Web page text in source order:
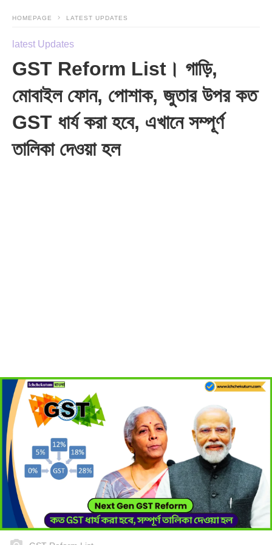
HOMEPAGE LATEST UPDATES
latest Updates
GST Reform List। গাড়ি,
মোবাইল ফোন, পোশাক, জুতার উপর কত
GST ধার্য করা হবে, এখানে সম্পূর্ণ
তালিকা দেওয়া হল